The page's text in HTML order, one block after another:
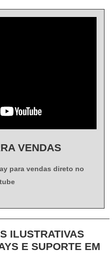
VENDAS
para vendas direto no
ILUSTRATIVAS
E SUPORTE EM